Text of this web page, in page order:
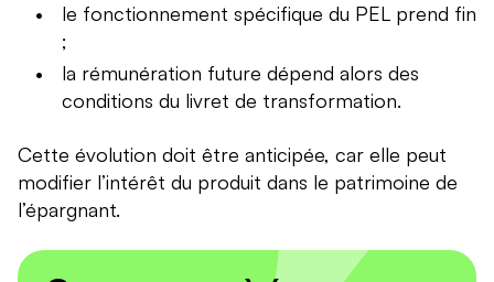
le fonctionnement spécifique du PEL prend fin
;
la rémunération future dépend alors des
conditions du livret de transformation.
Cette évolution doit être anticipée, car elle peut
modifier l’intérêt du produit dans le patrimoine de
l’épargnant.